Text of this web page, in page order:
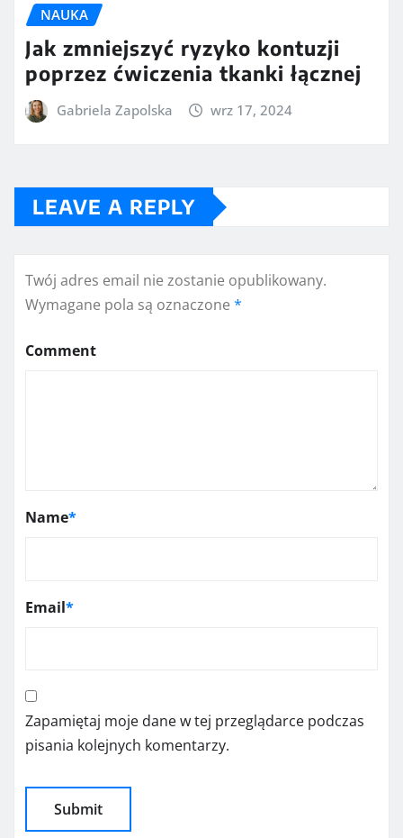
NAUKA
Jak zmniejszyć ryzyko kontuzji
poprzez ćwiczenia tkanki łącznej
Gabriela Zapolska wrz 17, 2024
LEAVE A REPLY
Twój adres email nie zostanie opublikowany.
Wymagane pola są oznaczone *
Comment
Name*
Email*
Zapamiętaj moje dane w tej przeglądarce podczas
pisania kolejnych komentarzy.